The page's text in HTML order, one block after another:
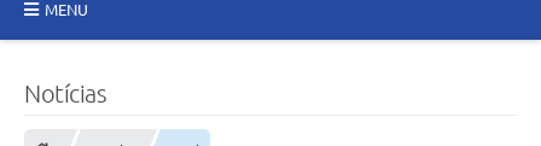
MENU
Notícias